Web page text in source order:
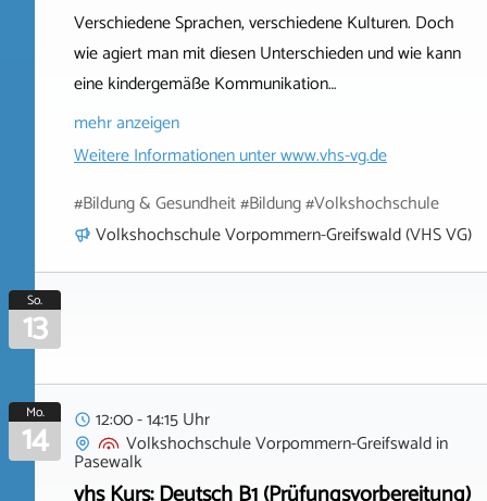
Verschiedene Sprachen, verschiedene Kulturen. Doch
wie agiert man mit diesen Unterschieden und wie kann
eine kindergemäße Kommunikation…
mehr anzeigen
Weitere Informationen unterwww.vhs-vg.de
#Bildung & Gesundheit #Bildung #Volkshochschule
Volkshochschule Vorpommern-Greifswald (VHS VG)
So.
13
Mo.
14
12:00 - 14:15 Uhr
Volkshochschule Vorpommern-Greifswaldin
Pasewalk